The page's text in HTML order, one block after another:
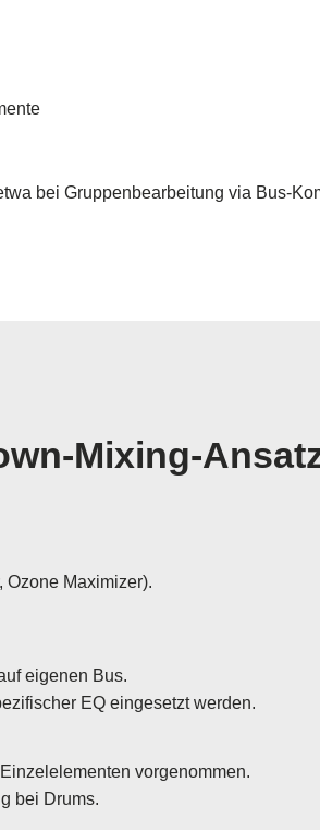
bei Gruppenbearbeitung via Bus-
Mixing-
Ozone Maximizer).
eigenen Bus.
EQ eingesetzt werden.
vorgenommen.
bei Drums.